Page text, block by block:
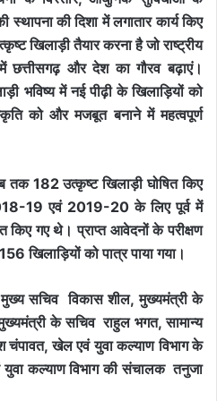
की दिशा में लगातार कार्य किए
खिलाड़ी तैयार करना है जो राष्ट्रीय
में छत्तीसगढ़ और देश का गौरव बढ़ाएं।
भविष्य में नई पीढ़ी के खिलाड़ियों को
को और मजबूत बनाने में महत्वपूर्ण
तक 182 उत्कृष्ट खिलाड़ी घोषित किए
19 एवं 2019-20 के लिए पूर्व में
किए गए थे। प्राप्त आवेदनों के परीक्षण
खिलाड़ियों को पात्र पाया गया।
सचिव विकास शील, मुख्यमंत्री के
के सचिव राहुल भगत, सामान्य
चंपावत, खेल एवं युवा कल्याण विभाग के
कल्याण विभाग की संचालक तनुजा